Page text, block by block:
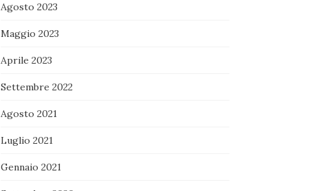
Agosto 2023
Maggio 2023
Aprile 2023
Settembre 2022
Agosto 2021
Luglio 2021
Gennaio 2021